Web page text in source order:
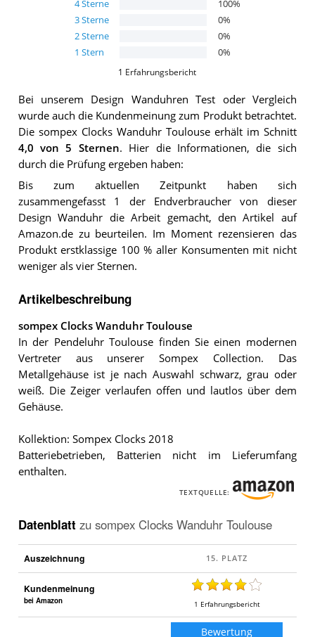
4Sterne 100%
3Sterne 0%
2Sterne 0%
1 Stern 0%
1 Erfahrungsbericht
Bei unserem Design Wanduhren Test oder Vergleich
wurde auch die Kundenmeinung zum Produkt betrachtet.
Die sompex Clocks Wanduhr Toulouseerhält im Schnitt
4,0 von 5 Sternen. Hier die Informationen, die sich
durch die Prüfung ergeben haben:
Bis zum aktuellen Zeitpunkt haben sich
zusammengefasst 1 der Endverbraucher von dieser
Design Wanduhr die Arbeit gemacht, den Artikel auf
Amazon.de zu beurteilen. Im Moment rezensieren das
Produkt erstklassige 100 % aller Konsumenten mit nicht
weniger als vier Sternen.
Artikelbeschreibung
sompex Clocks Wanduhr Toulouse
In der Pendeluhr Toulouse finden Sie einen modernen
Vertreter aus unserer Sompex Collection. Das
Metallgehäuse ist je nach Auswahl schwarz, grau oder
weiß. Die Zeiger verlaufen offen und lautlos über dem
Gehäuse.
Kollektion: Sompex Clocks 2018
Batteriebetrieben, Batterien nicht im Lieferumfang
enthalten.
TEXTQUELLE:
Datenblatt zu sompex Clocks Wanduhr Toulouse
Auszeichnung
Kundenmeinung
bei Amazon 1 Erfahrungsbericht
Bewertung